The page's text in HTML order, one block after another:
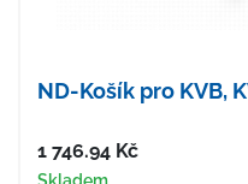
ND-Košík pro KVB,
Cena
1 746.94 Kč
Dostupnost